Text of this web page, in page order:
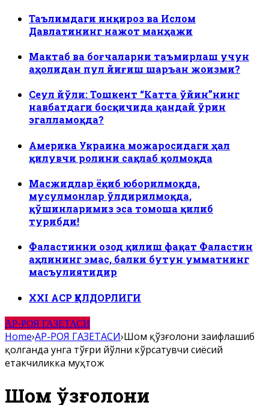
Таълимдаги инқироз ва Ислом
Давлатининг нажот манҳажи
Мактаб ва боғчаларни таъмирлаш учун
аҳолидан пул йиғиш шаръан жоизми?
Сеул йўли: Тошкент “Катта ўйин”нинг
навбатдаги босқичида қандай ўрин
эгалламоқда?
Америка Украина можаросидаги ҳал
қилувчи ролини сақлаб қолмоқда
Масжидлар ёқиб юборилмоқда,
мусулмонлар ўлдирилмоқда,
қўшинларимиз эса томоша қилиб
турибди!
Фаластинни озод қилиш фақат Фаластин
аҳлининг эмас, балки бутун умматнинг
масъулиятидир
ХХI АСР ҚУЛДОРЛИГИ
АР-РОЯ ГАЗЕТАСИ
Home›АР-РОЯ ГАЗЕТАСИ›Шом қўзғолони заифлашиб
қолганда унга тўғри йўлни кўрсатувчи сиёсий
етакчиликка муҳтож
Шом қўзғолони